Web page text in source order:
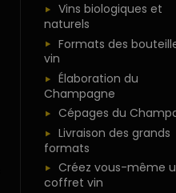
Vins biologiques et
naturels
Formats des
vin
Élaboration du
Champagne
Cépages du
Livraison des grands
formats
Créez vous-même
coffret vin